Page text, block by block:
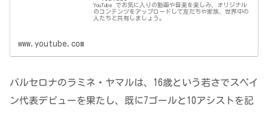
YouTube でお気に入りの動画や音楽を楽しみ、オリジナル
のコンテンツをアップロードして友だちや家族、世界中の
人たちと共有しましょう。
www.youtube.com
バルセロナのラミネ・ヤマルは、16歳という若さでスペイ
ン代表デビューを果たし、既に7ゴールと10アシストを記